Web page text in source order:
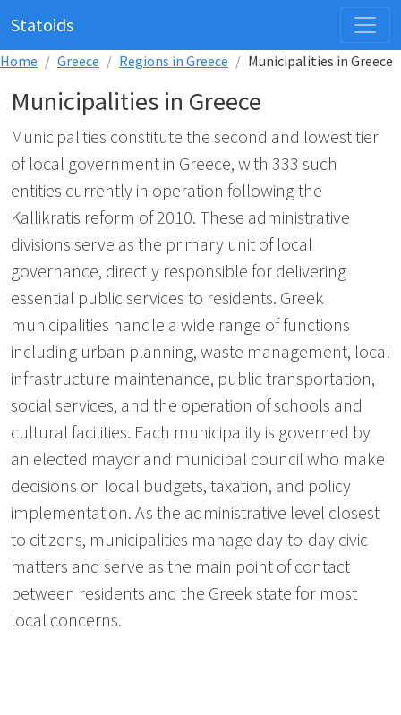
Statoids
Home Greece Regions in Greece Municipalities in Greece
Municipalities in Greece
Municipalities constitute the second and lowest tier
of local government in Greece, with 333 such
entities currently in operation following the
Kallikratis reform of 2010. These administrative
divisions serve as the primary unit of local
governance, directly responsible for delivering
essential public services to residents. Greek
municipalities handle a wide range of functions
including urban planning, waste management, local
infrastructure maintenance, public transportation,
social services, and the operation of schools and
cultural facilities. Each municipality is governed by
an elected mayor and municipal council who make
decisions on local budgets, taxation, and policy
implementation. As the administrative level closest
to citizens, municipalities manage day-to-day civic
matters and serve as the main point of contact
between residents and the Greek state for most
local concerns.